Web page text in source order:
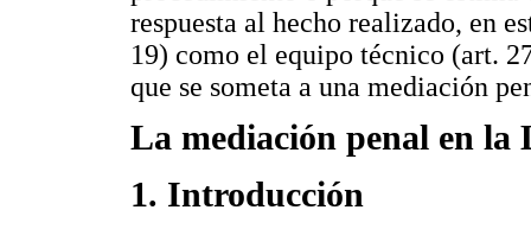
respuesta al hecho realizado, en
19) como el equipo técnico (art.
que se someta a una mediación
La mediación penal en la
1. Introducción